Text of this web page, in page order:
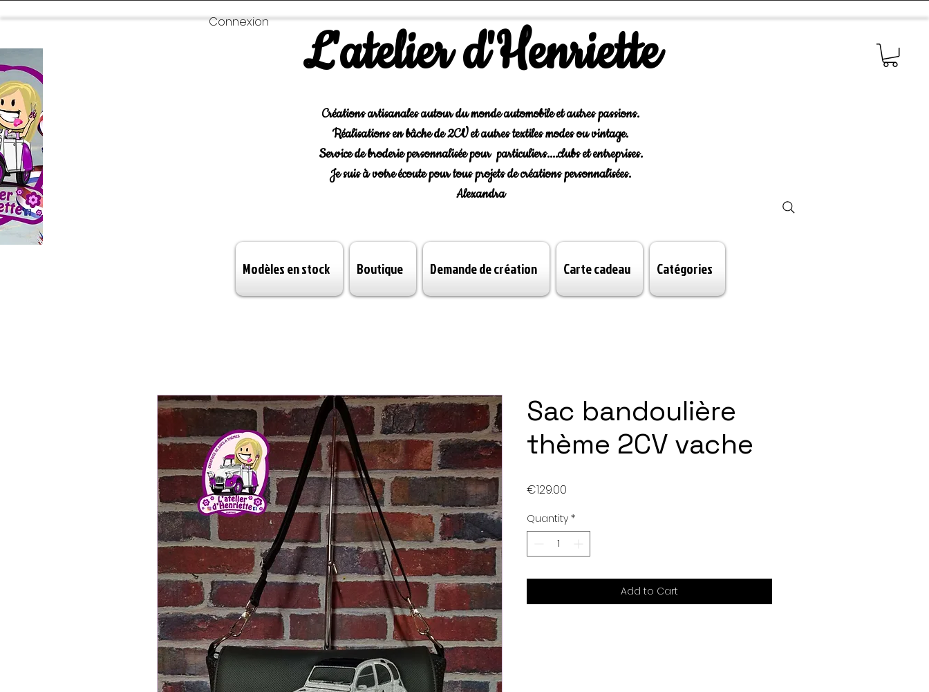
L'atelier d'Henriette
Connexion
Créations artisanales autour du monde automobile et autres passions.
Réalisations en bâche de 2CV et autres textiles modes ou vintage.
Service de broderie personnalisée pour particuliers....clubs et entreprises.
Je suis à votre écoute pour tous projets de créations personnalisées.
Alexandra
Modèles en stock Boutique Demande de création Carte cadeau Catégories
Sac bandoulière
thème 2CV vache
€129.00
Quantity *
Add to Cart